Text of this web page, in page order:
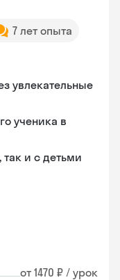
7 лет опыта
увлекательные
ученика в
так и с детьми
от 1470 ₽ / урок